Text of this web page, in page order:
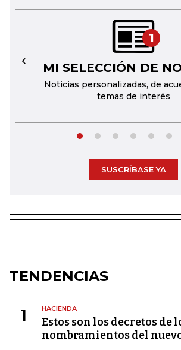
1
MI SELECCIÓN DE
Noticias personalizadas, de
temas de interés
←
SUSCRÍBASE YA
TENDENCIAS
1 HACIENDA
Estos son los decretos de
nombramientos del